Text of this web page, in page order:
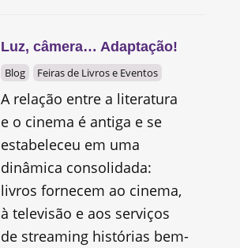
Luz, câmera… Adaptação!
Blog Feiras de Livros e Eventos
A relação entre a literatura
e o cinema é antiga e se
estabeleceu em uma
dinâmica consolidada:
livros fornecem ao cinema,
à televisão e aos serviços
de streaming histórias bem-